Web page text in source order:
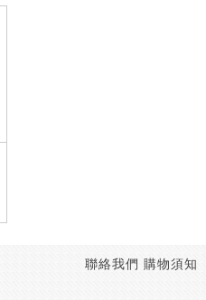
購物須知
聯絡我們